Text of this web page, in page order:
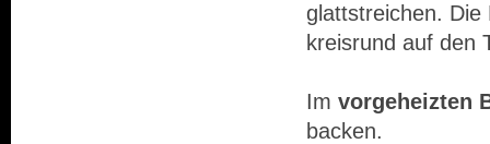
glattstreichen. Die
kreisrund auf den
Im vorgeheizten
backen.